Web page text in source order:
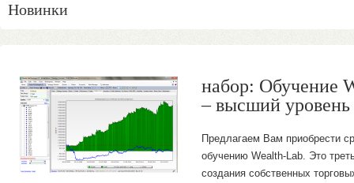
Новинки
набор: Обучение
– высший
Предлагаем Вам приобрести
обучению Wealth-Lab. Это
создания собственных